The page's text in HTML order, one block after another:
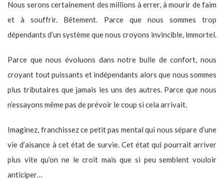
Nous serons certainement des millions à errer, à mourir de faim
et à souffrir. Bêtement. Parce que nous sommes trop
dépendants d’un système que nous croyons invincible, immortel.
Parce que nous évoluons dans notre bulle de confort, nous
croyant tout puissants et indépendants alors que nous sommes
plus tributaires que jamais les uns des autres. Parce que nous
n’essayons même pas de prévoir le coup si cela arrivait.
Imaginez, franchissez ce petit pas mental qui nous sépare d’une
vie d’aisance à cet état de survie. Cet état qui pourrait arriver
plus vite qu’on ne le croit mais que si peu semblent vouloir
anticiper…